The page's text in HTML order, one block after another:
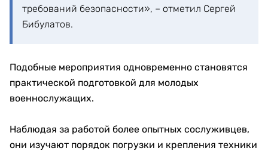
требований безопасности», – отметил Сергей
Бибулатов.
Подобные мероприятия одновременно становятся
практической подготовкой для молодых
военнослужащих.
Наблюдая за работой более опытных сослуживцев,
они изучают порядок погрузки и крепления техники